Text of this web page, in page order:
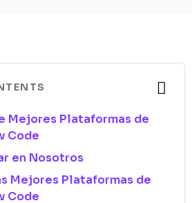
Mejores Plataformas de
Code
en Nosotros
Mejores Plataformas de
Code